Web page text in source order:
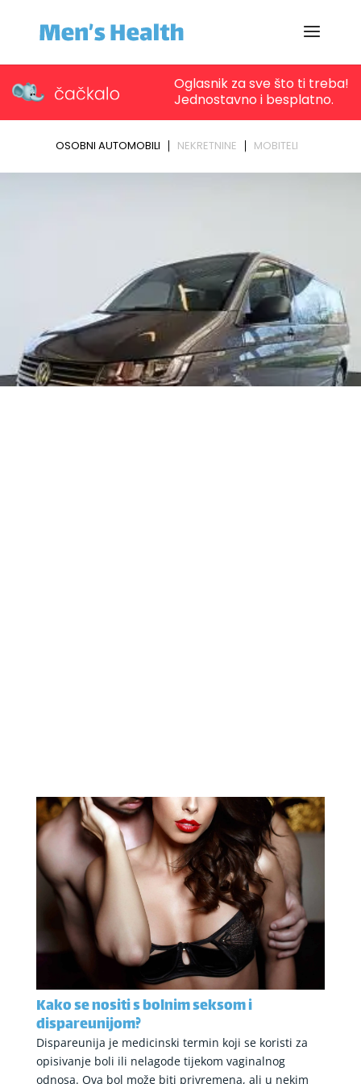
Kako se nositi s bolnim seksom i
dispareunijom?
Dispareunija je medicinski termin koji se koristi za
opisivanje boli ili nelagode tijekom vaginalnog
odnosa. Ova bol može biti privremena, ali u nekim